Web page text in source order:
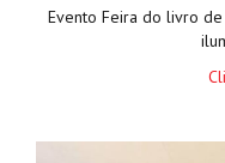
Evento Feira do livro de